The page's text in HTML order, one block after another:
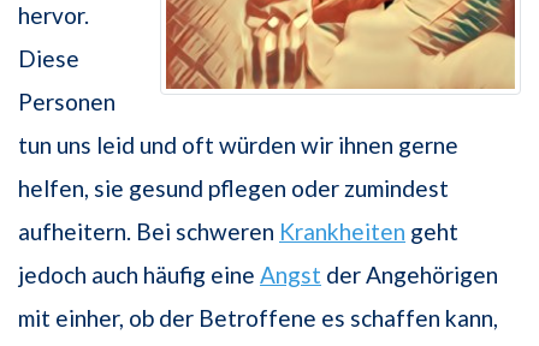
hervor.
Diese
Personen
tun uns leid und oft würden wir ihnen gerne
helfen, sie gesund pflegen oder zumindest
aufheitern. Bei schweren Krankheiten geht
jedoch auch häufig eine Angst der Angehörigen
mit einher, ob der Betroffene es schaffen kann,